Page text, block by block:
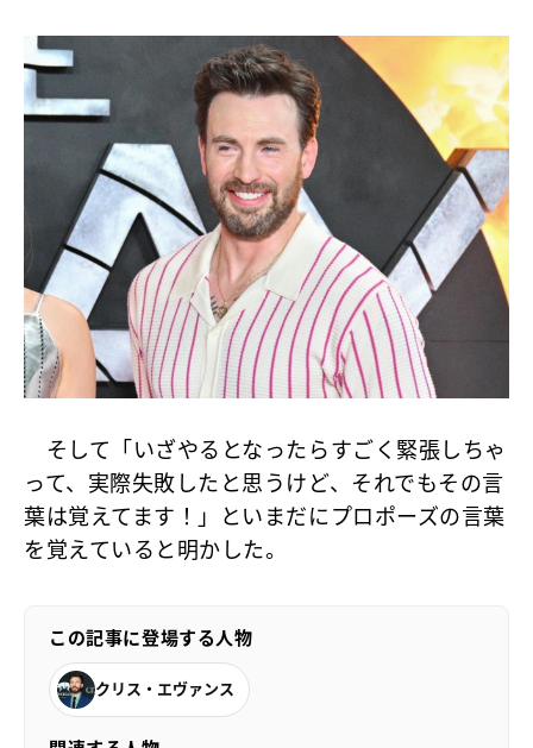
そして「いざやるとなったらすごく緊張しちゃ
って、実際失敗したと思うけど、それでもその言
葉は覚えてます！」といまだにプロポーズの言葉
を覚えていると明かした。
この記事に登場する人物
クリス・エヴァンス